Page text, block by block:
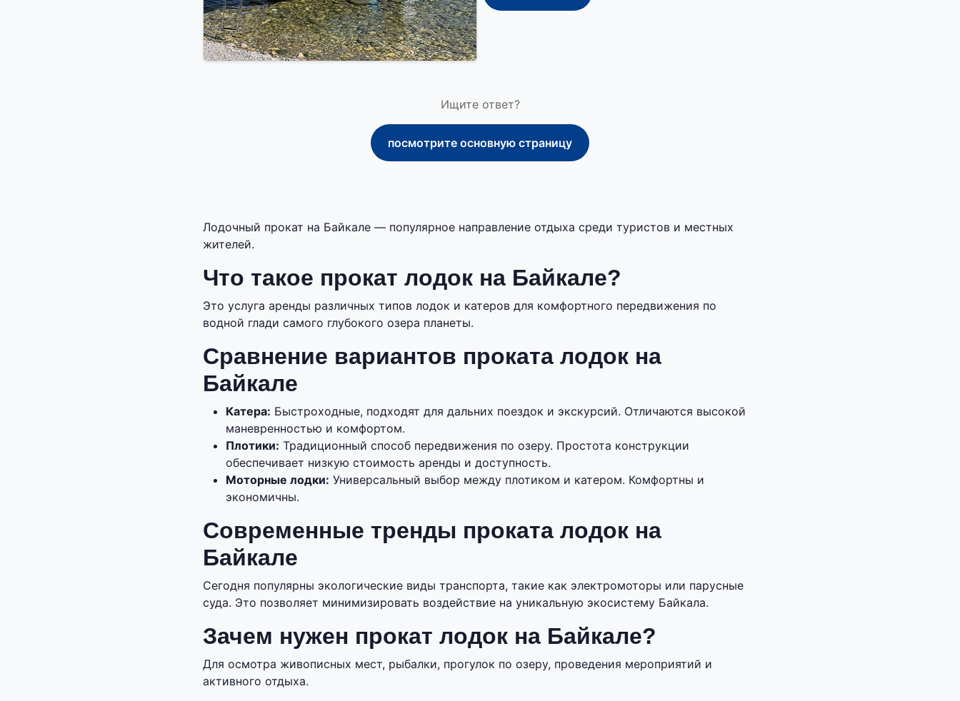
Ищите ответ?
посмотрите основную страницу
Лодочный прокат на Байкале — популярное направление отдыха среди туристов и местных
жителей.
Что такое прокат лодок на Байкале?
Это услуга аренды различных типов лодок и катеров для комфортного передвижения по
водной глади самого глубокого озера планеты.
Сравнение вариантов проката лодок на
Байкале
Катера: Быстроходные, подходят для дальних поездок и экскурсий. Отличаются высокой
маневренностью и комфортом.
Плотики: Традиционный способ передвижения по озеру. Простота конструкции
обеспечивает низкую стоимость аренды и доступность.
Моторные лодки: Универсальный выбор между плотиком и катером. Комфортны и
экономичны.
Современные тренды проката лодок на
Байкале
Сегодня популярны экологические виды транспорта, такие как электромоторы или парусные
суда. Это позволяет минимизировать воздействие на уникальную экосистему Байкала.
Зачем нужен прокат лодок на Байкале?
Для осмотра живописных мест, рыбалки, прогулок по озеру, проведения мероприятий и
активного отдыха.